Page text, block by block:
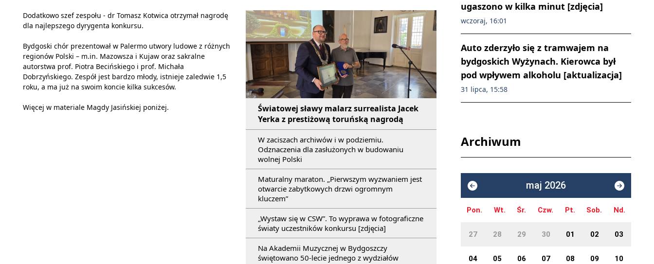
Światowej sławy malarz surrealista Jacek
Yerka z prestiżową toruńską nagrodą
W zaciszach archiwów i w podziemiu.
Odznaczenia dla zasłużonych w budowaniu
wolnej Polski
Maturalny maraton. „Pierwszym wyzwaniem jest
otwarcie zabytkowych drzwi ogromnym
kluczem”
„Wystaw się w CSW”. To wyprawa w fotograficzne
światy uczestników konkursu [zdjęcia]
Na Akademii Muzycznej w Bydgoszczy
świętowano 50-lecie jednego z wydziałów
Dodatkowo szef zespołu - dr Tomasz Kotwica otrzymał nagrodę
dla najlepszego dyrygenta konkursu.
Bydgoski chór prezentował w Palermo utwory ludowe z różnych
regionów Polski – m.in. Mazowsza i Kujaw oraz sakralne
autorstwa prof. Piotra Becińskiego i prof. Michała
Dobrzyńskiego. Zespół jest bardzo młody, istnieje zaledwie 1,5
roku, a ma już na swoim koncie kilka sukcesów.
Więcej w materiale Magdy Jasińskiej poniżej.
ugaszono w kilka minut [zdjęcia]
wczoraj, 16:01
Auto zderzyło się z tramwajem na
bydgoskich Wyżynach. Kierowca był
pod wpływem alkoholu [aktualizacja]
31 lipca, 15:58
Archiwum
maj 2026
Pon. Wt. Śr. Czw. Pt. Sob. Nd.
27 28 29 30 01 02 03
04 05 06 07 08 09 10